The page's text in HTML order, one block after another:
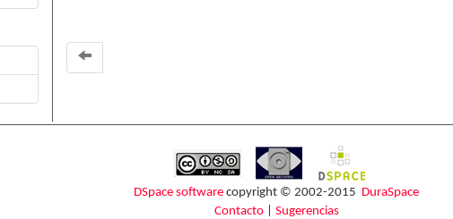
DSpace software copyright © 2002-2015 DuraSpace
Contacto| Sugerencias